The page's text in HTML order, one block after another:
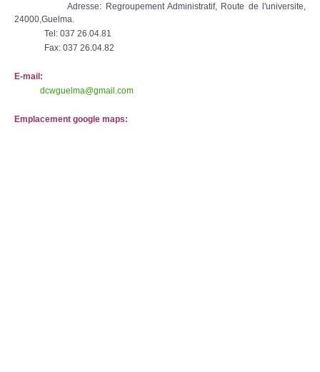
Adresse: Regroupement Administratif, Route de l'universite,
24000,Guelma.
Tel: 037 26.04.81
Fax: 037 26.04.82
E-mail:
dcwguelma@gmail.com
Emplacement google maps: